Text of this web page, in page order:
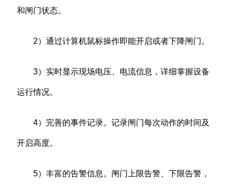
和闸门状态。
2）通过计算机鼠标操作即能开启或者下降闸门。
3）实时显示现场电压、电流信息，详细掌握设备
运行情况。
4）完善的事件记录。记录闸门每次动作的时间及
开启高度。
5）丰富的告警信息。闸门上限告警、下限告警，